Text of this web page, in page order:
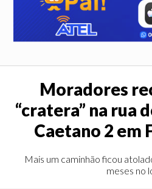
Moradores
“cratera” na rua
Caetano 2 em
Mais um caminhão ficou
meses no